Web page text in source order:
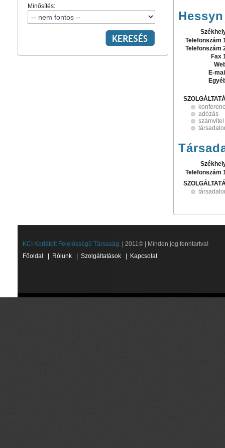
Minősítés:
Telefonszám
Telefonszám
Fax
E-
adózás
számvitel
Telefonszám
KCI Korlátolt Felelősségű Társaság. | 2011© | Minden jog fenntartva!
Főoldal
Rólunk Szolgáltatások Kapcsolat